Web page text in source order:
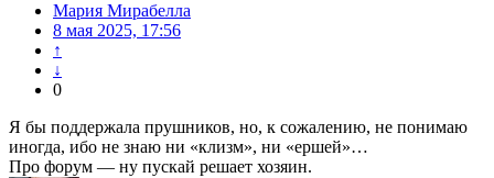
Мария Мирабелла
8 мая 2025, 17:56
↑
↓
0
Я бы поддержала прушников, но, к сожалению, не понимаю
иногда, ибо не знаю ни «клизм», ни «ершей»…
Про форум — ну пускай решает хозяин.